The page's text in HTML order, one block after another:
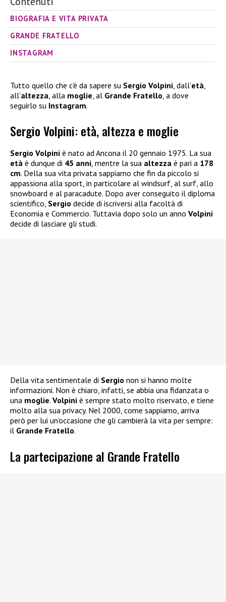
BIOGRAFIA E VITA PRIVATA
GRANDE FRATELLO
INSTAGRAM
Tutto quello che c’è da sapere su Sergio Volpini, dall’età,
all’altezza, alla moglie, al Grande Fratello, a dove
seguirlo su Instagram.
Sergio Volpini: età, altezza e moglie
Sergio Volpini è nato ad Ancona il 20 gennaio 1975. La sua
età è dunque di 45 anni, mentre la sua altezza è pari a 178
cm. Della sua vita privata sappiamo che fin da piccolo si
appassiona alla sport, in particolare al windsurf, al surf, allo
snowboard e al paracadute. Dopo aver conseguito il diploma
scientifico, Sergio decide di iscriversi alla facoltà di
Economia e Commercio. Tuttavia dopo solo un anno Volpini
decide di lasciare gli studi.
Della vita sentimentale di Sergio non si hanno molte
informazioni. Non è chiaro, infatti, se abbia una fidanzata o
una moglie. Volpini è sempre stato molto riservato, e tiene
molto alla sua privacy. Nel 2000, come sappiamo, arriva
però per lui un’occasione che gli cambierà la vita per sempre:
il Grande Fratello.
La partecipazione al Grande Fratello